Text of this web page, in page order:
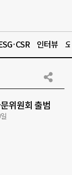
인터뷰
위원회 출범